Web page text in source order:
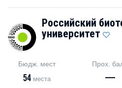
Российский
университет
Бюдж. мест
54места
Прох.
—